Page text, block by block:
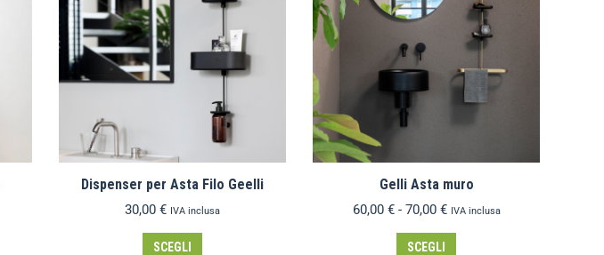
Dispenser per Asta Filo Geelli
30,00 € IVA inclusa
SCEGLI
Gelli Asta muro
60,00 € - 70,00 € IVA inclusa
SCEGLI